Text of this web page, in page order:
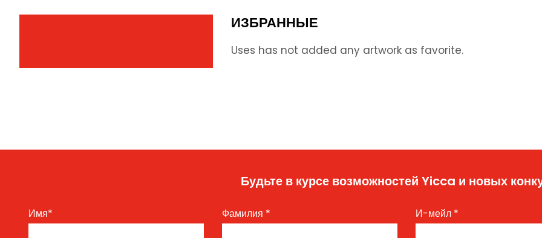
ИЗБРАННЫЕ
Uses has not added any artwork as favorite.
Будьте в курсе возможностей Yicca и новых
Имя* Фамилия * И-мейл *